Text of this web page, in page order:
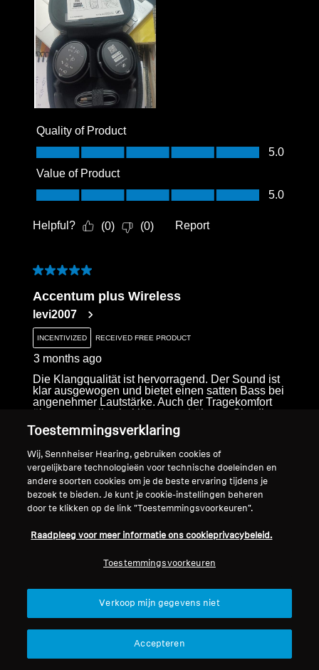
Quality of Product
Quality of Product, 5.0 out of 5
5.0
Value of Product
Value of Product, 5.0 out of 5
5.0
Helpful? (0) (0) Report
5 out of 5 stars.
Accentum plus Wireless
levi2007
INCENTIVIZED RECEIVED FREE PRODUCT
3 months ago
Die Klangqualität ist hervorragend. Der Sound ist
klar ausgewogen und bietet einen satten Bass bei
angenehmer Lautstärke. Auch der Tragekomfort
Kopfhörer bequem, ohne zu drücken. Die
Akkulaufzeit entspricht absolut den
Herstellerangaben und hält im Alltag problemlos
durch. Funktion für Bluetooth und Noise
Cancelling Arbeiten zuverlässig und stabil.
Design und Verarbeitung wirken hochwertig und
robust einziger kleiner Kritik. Die Knöpfe
reagieren manchmal etwas verzögert oder nicht
ganz präzise. ￼
Translate with Google
Originally posted on Cimenio
Originally posted onACCENTUM Plus
1– 3 of 77 Reviews
Previous
Toestemmingsverklaring
Wij, Sennheiser Hearing, gebruiken cookies of
vergelijkbare technologieën voor technische doeleinden en
andere soorten cookies om je de beste ervaring tijdens je
bezoek te bieden. Je kunt je cookie-instellingen beheren
door te klikken op de link "Toestemmingsvoorkeuren".
Raadpleeg voor meer informatie ons cookieprivacybeleid.
Toestemmingsvoorkeuren
Verkoop mijn gegevens niet
Accepteren